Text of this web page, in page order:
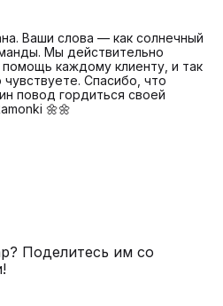
Ваши слова — как солнечный
Мы действительно
каждому клиенту, и так
Спасибо, что
повод гордиться своей
🌼🌼
Поделитесь им со